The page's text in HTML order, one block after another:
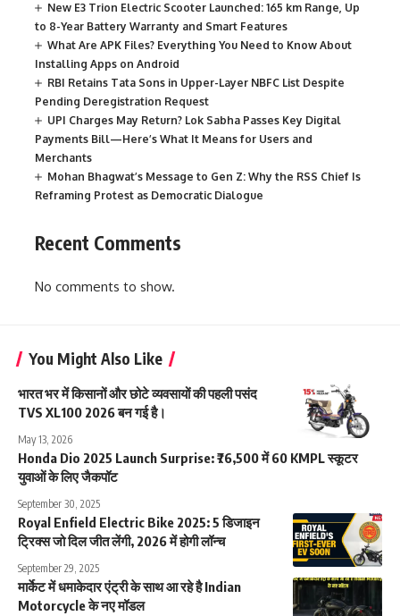
New E3 Trion Electric Scooter Launched: 165 km Range, Up
to 8-Year Battery Warranty and Smart Features
What Are APK Files? Everything You Need to Know About
Installing Apps on Android
RBI Retains Tata Sons in Upper-Layer NBFC List Despite
Pending Deregistration Request
UPI Charges May Return? Lok Sabha Passes Key Digital
Payments Bill—Here’s What It Means for Users and
Merchants
Mohan Bhagwat’s Message to Gen Z: Why the RSS Chief Is
Reframing Protest as Democratic Dialogue
Recent Comments
No comments to show.
You Might Also Like
भारत भर में किसानों और छोटे व्यवसायों की पहली पसंद
TVS XL100 2026 बन गई है।
May 13, 2026
Honda Dio 2025 Launch Surprise: ₹76,500 में 60 KMPL स्कूटर
युवाओं के लिए जैकपॉट
September 30, 2025
Royal Enfield Electric Bike 2025: 5 डिजाइन
ट्रिक्स जो दिल जीत लेंगी, 2026 में होगी लॉन्च
September 29, 2025
मार्केट में धमाकेदार एंट्री के साथ आ रहे है Indian
Motorcycle के नए मॉडल